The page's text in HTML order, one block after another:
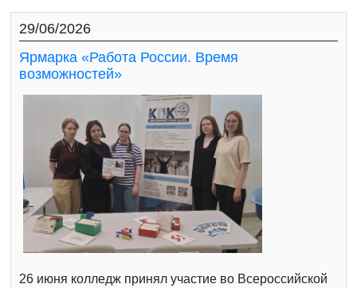
29/06/2026
Ярмарка «Работа России. Время
возможностей»
26 июня колледж принял участие во Всероссийской